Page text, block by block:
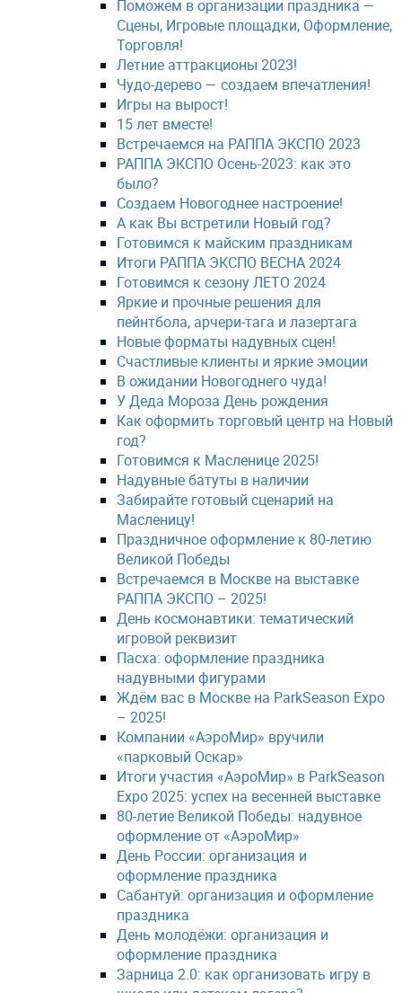
Поможем в организации праздника —
Сцены, Игровые площадки, Оформление,
Торговля!
Летние аттракционы 2023!
Чудо-дерево — создаем впечатления!
Игры на вырост!
15 лет вместе!
Встречаемся на РАППА ЭКСПО 2023
РАППА ЭКСПО Осень-2023: как это
было?
Создаем Новогоднее настроение!
А как Вы встретили Новый год?
Готовимся к майским праздникам
Итоги РАППА ЭКСПО ВЕСНА 2024
Готовимся к сезону ЛЕТО 2024
Яркие и прочные решения для
пейнтбола, арчери-тага и лазертага
Новые форматы надувных сцен!
Счастливые клиенты и яркие эмоции
В ожидании Новогоднего чуда!
У Деда Мороза День рождения
Как оформить торговый центр на Новый
год?
Готовимся к Масленице 2025!
Надувные батуты в наличии
Забирайте готовый сценарий на
Масленицу!
Праздничное оформление к 80-летию
Великой Победы
Встречаемся в Москве на выставке
РАППА ЭКСПО – 2025!
День космонавтики: тематический
игровой реквизит
Пасха: оформление праздника
надувными фигурами
Ждём вас в Москве на ParkSeason Expo
– 2025!
Компании «АэроМир» вручили
«парковый Оскар»
Итоги участия «АэроМир» в ParkSeason
Expo 2025: успех на весенней выставке
80-летие Великой Победы: надувное
оформление от «АэроМир»
День России: организация и
оформление праздника
Сабантуй: организация и оформление
праздника
День молодёжи: организация и
оформление праздника
Зарница 2.0: как организовать игру в